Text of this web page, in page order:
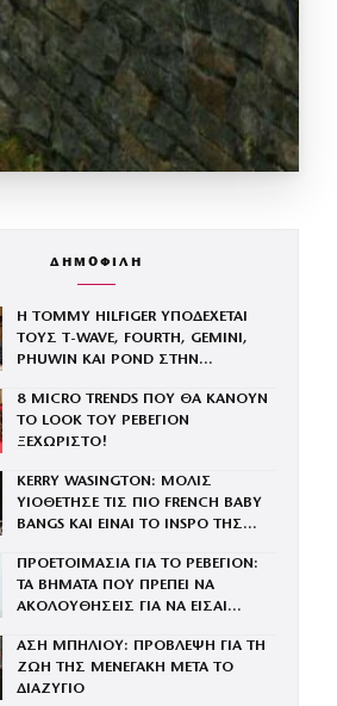
ΔΗΜΟΦΙΛΗ
Η TOMMY HILFIGER ΥΠΟΔΕΧΕΤΑΙ
ΤΟΥΣ Τ-WAVE, FOURTH, GEMINI,
PHUWIN ΚΑΙ POND ΣΤΗΝ
8 MICRO TRENDS ΠΟΥ ΘΑ ΚΑΝΟΥΝ
ΤΟ LOOK ΤΟΥ ΡΕΒΕΓΙΟΝ
ΞΕΧΩΡΙΣΤΟ!
KERRY WASINGTON: ΜΟΛΙΣ
ΥΙΟΘΕΤΗΣΕ ΤΙΣ ΠΙΟ FRENCH BABY
BANGS ΚΑΙ ΕΙΝΑΙ ΤΟ INSPO ΤΗΣ
ΠΡΟΕΤΟΙΜΑΣΙΑ ΓΙΑ ΤΟ ΡΕΒΕΓΙΟΝ:
ΤΑ ΒΗΜΑΤΑ ΠΟΥ ΠΡΕΠΕΙ ΝΑ
ΑΚΟΛΟΥΘΗΣΕΙΣ ΓΙΑ ΝΑ ΕΙΣΑΙ
ΒΡΑΔΙΑ ΤΟΥ ΧΡΟΝΟΥ
ΑΣΗ ΜΠΗΛΙΟΥ: ΠΡΟΒΛΕΨΗ ΓΙΑ ΤΗ
ΖΩΗ ΤΗΣ ΜΕΝΕΓΑΚΗ ΜΕΤΑ ΤΟ
ΔΙΑΖΥΓΙΟ